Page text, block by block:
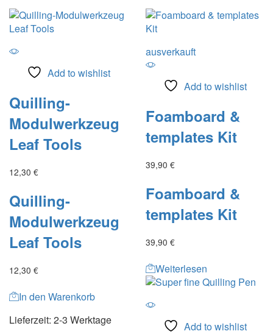
Add to wishlist
Quilling-
Modulwerkzeug
Leaf Tools
12,30 €
Quilling-
Modulwerkzeug
Leaf Tools
12,30 €
In den Warenkorb
Lieferzeit: 2-3 Werktage
ausverkauft
Add to wishlist
Foamboard &
templates Kit
39,90 €
Foamboard &
templates Kit
39,90 €
Weiterlesen
Add to wishlist